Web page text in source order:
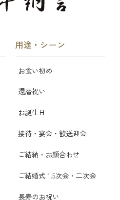
用途・シーン
お食い初め
還暦祝い
お誕生日
接待・宴会・歓送迎会
ご結納・お顔合わせ
ご結婚式 1.5次会・二次会
長寿のお祝い